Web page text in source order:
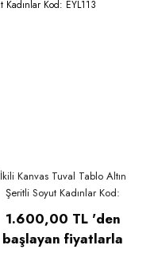
İkili Kanvas Tuval Tablo Altın
Şeritli Soyut Kadınlar Kod:
1.600,00 TL 'den
başlayan fiyatlarla